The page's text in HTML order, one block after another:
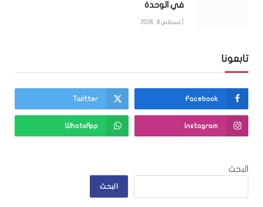
في الوحدة
أغسطس 8, 2026
تابعونا
Facebook
Twitter
Instagram
WhatsApp
البحث
البحث